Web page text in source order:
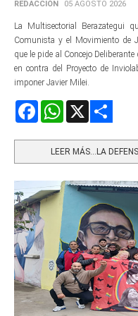
REDACCIÓN 05 AGOSTO 2026
La Multisectorial Berazategui
Comunista y el Movimiento de
que le pide al Concejo
en contra del Proyecto de
imponer Javier Milei.
FacebookWhatsApp
LEER MÁS…LA